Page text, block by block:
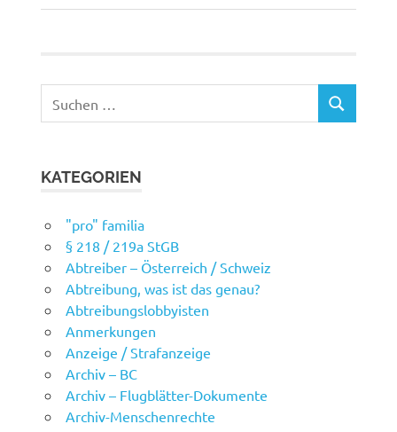
Beitrag:
nach:
SUCHEN
KATEGORIEN
"pro" familia
§ 218 / 219a StGB
Abtreiber – Österreich / Schweiz
Abtreibung, was ist das genau?
Abtreibungslobbyisten
Anmerkungen
Anzeige / Strafanzeige
Archiv – BC
Archiv – Flugblätter-Dokumente
Archiv-Menschenrechte